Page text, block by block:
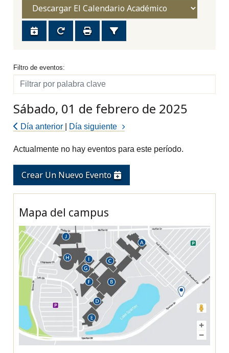
Crear Un Nuevo Evento
Mapa del campus
Filtro de eventos
Filtro de eventos:
Filtro
Sábado, 01 de febrero de 2025
Día anterior Día siguiente
Actualmente no hay eventos para este período.